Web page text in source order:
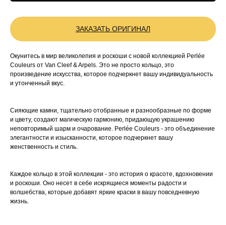
ЗАКАЗАТЬ ОРИГИНАЛ
Окунитесь в мир великолепия и роскоши с новой коллекцией Perlée
Couleurs от Van Cleef & Arpels. Это не просто кольцо, это
произведение искусства, которое подчеркнет вашу индивидуальность
и утонченный вкус.
Сияющие камни, тщательно отобранные и разнообразные по форме
и цвету, создают магическую гармонию, придающую украшению
неповторимый шарм и очарование. Perlée Couleurs - это объединение
элегантности и изысканности, которое подчеркнет вашу
женственность и стиль.
Каждое кольцо в этой коллекции - это история о красоте, вдохновении
и роскоши. Оно несет в себе искрящиеся моменты радости и
волшебства, которые добавят яркие краски в вашу повседневную
жизнь.